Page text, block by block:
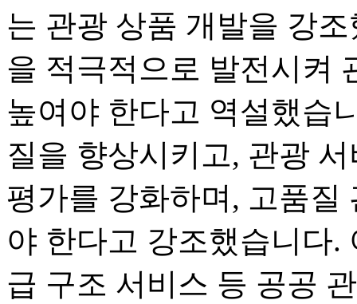
는 관광 상품 개발을 강
을 적극적으로 발전시켜
높여야 한다고 역설했습
질을 향상시키고, 관광
평가를 강화하며, 고품질
야 한다고 강조했습니다.
급 구조 서비스 등 공공